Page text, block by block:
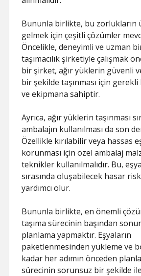
Bununla birlikte, bu zorlukların
gelmek için çeşitli çözümler
Öncelikle, deneyimli ve uzman
taşımacılık şirketiyle çalışmak
bir şirket, ağır yüklerin güvenli
bir şekilde taşınması için
ve ekipmana sahiptir.
Ayrıca, ağır yüklerin taşınması
ambalajın kullanılması da son
Özellikle kırılabilir veya hassas
korunması için özel ambalaj
teknikler kullanılmalıdır. Bu,
sırasında oluşabilecek hasar
yardımcı olur.
Bununla birlikte, en önemli
taşıma sürecinin başından
planlama yapmaktır. Eşyaların
paketlenmesinden yükleme ve
kadar her adımın önceden
sürecinin sorunsuz bir şekilde